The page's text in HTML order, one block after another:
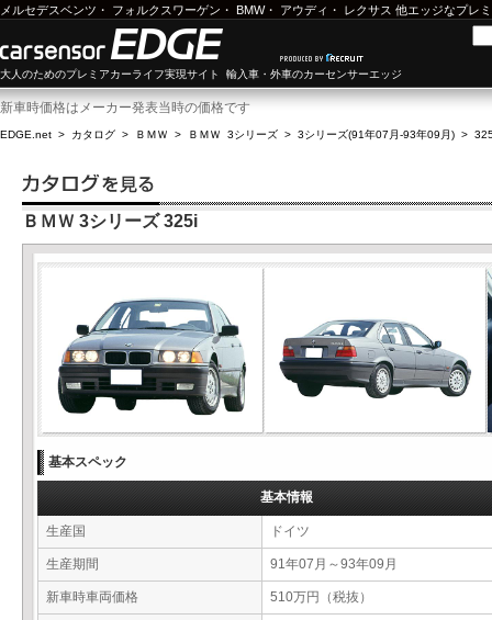
メルセデスベンツ ・ フォルクスワーゲン ・ BMW・ アウディ ・ レクサス 他エッジなプレ
大人のためのプレミアカーライフ実現サイト 輸入車・外車のカーセンサーエッジ
新車時価格はメーカー発表当時の価格です
EDGE.net > カタログ > ＢＭＷ > ＢＭＷ 3シリーズ > 3シリーズ(91年07月-93年09月) >
ＢＭＷ 3シリーズ 325i
基本スペック
基本情報
生産国 ドイツ
生産期間 91年07月～93年09月
新車時車両価格 510万円（税抜）